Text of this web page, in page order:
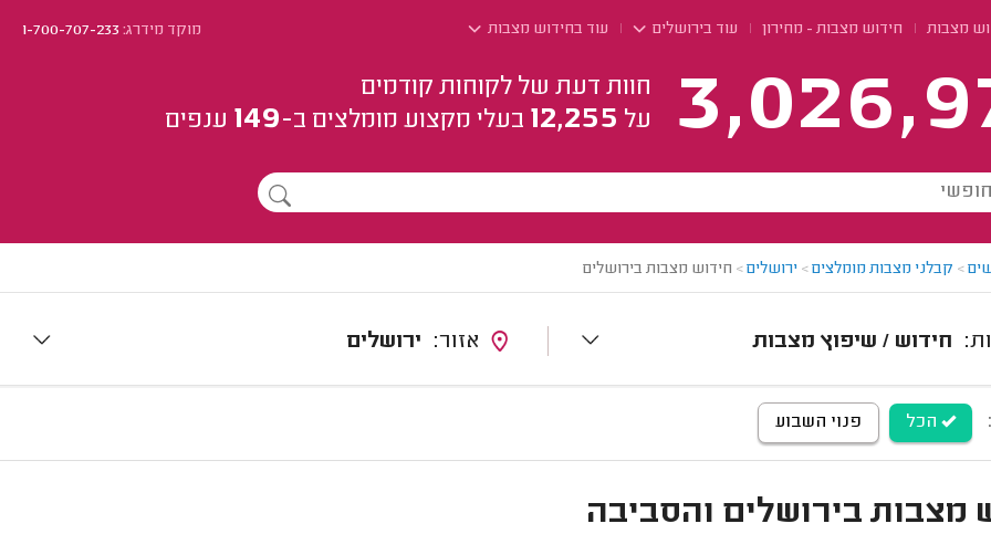
מצבות חידוש מצבות - מחירון עוד בירושלים עוד בחידוש מצבות מוקד מידרג:1-700-707-233
חוות דעת של לקוחות קודמים
על 12,255 בעלי מקצוע מומלצים ב-149 ענפים
> קבלני מצבות מומלצים> ירושלים> חידוש מצבות בירושלים
חידוש / שיפוץ מצבות ירושלים
הכל פנוי השבוע
מצבות בירושלים והסביבה